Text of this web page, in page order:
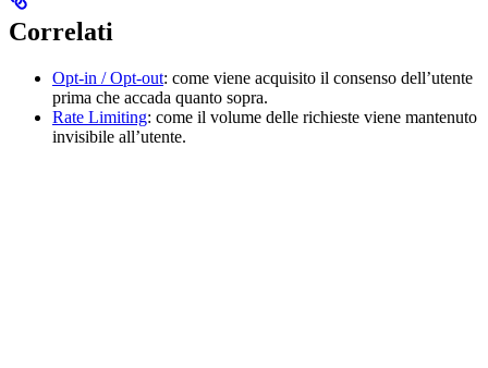
Correlati
Opt-in / Opt-out: come viene acquisito il consenso dell’utente
prima che accada quanto sopra.
Rate Limiting: come il volume delle richieste viene mantenuto
invisibile all’utente.